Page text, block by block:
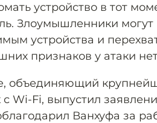
устройство в тот
Злоумышленники
устройства и
признаков у атаки
объединяющий
Wi-Fi, выпустил
Ванхуфа за